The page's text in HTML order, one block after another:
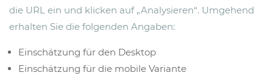
die URL ein und klicken auf „Analysieren“. Umgehend
erhalten Sie die folgenden Angaben:
Einschätzung für den Desktop
Einschätzung für die mobile Variante